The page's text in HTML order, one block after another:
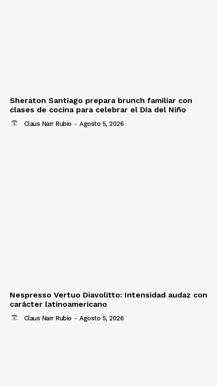
Sheraton Santiago prepara brunch familiar con
clases de cocina para celebrar el Día del Niño
Claus Narr Rubio - Agosto 5, 2026
Nespresso Vertuo Diavolitto: Intensidad audaz con
carácter latinoamericano
Claus Narr Rubio - Agosto 5, 2026